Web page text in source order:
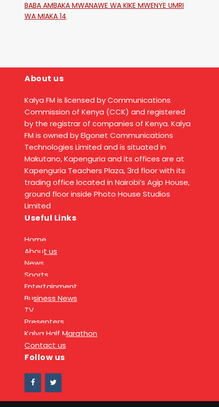
BABA AMBAKA MWANAWE WA KIKE MWENYE UMRI
WA MIAKA 14
About us
Kalya FM is licensed by Communications
Commission of Kenya (CCK) and registered
by the registrar of companies of Kenya. Kalya
FM is owned by Elgonet Communications
Technologies Limited and is situated in
Makutano, Kapenguria and its offices are at
Kapenguria Teachers Plaza, 3rd floor with its
trading office located in Nairobi’s Agip House,
ground floor inside Photo House Studios
Limited
Useful Links
Home
About us
News
Sports
Entertainment
Business News
TV
Presenters
Kalya Half Marathon
Contact us
Follow us